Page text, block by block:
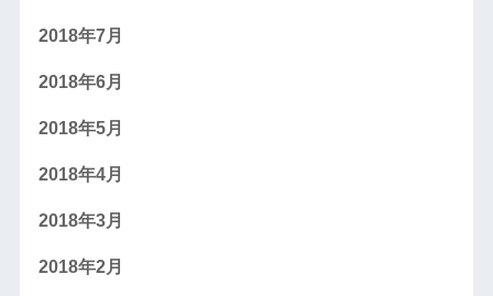
2018年7月
2018年6月
2018年5月
2018年4月
2018年3月
2018年2月